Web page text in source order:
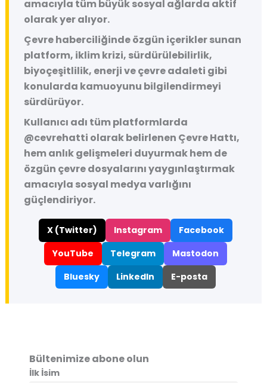
amacıyla tüm büyük sosyal ağlarda aktif
olarak yer alıyor.
Çevre haberciliğinde özgün içerikler sunan
platform, iklim krizi, sürdürülebilirlik,
biyoçeşitlilik, enerji ve çevre adaleti gibi
konularda kamuoyunu bilgilendirmeyi
sürdürüyor.
Kullanıcı adı tüm platformlarda
@cevrehatti olarak belirlenen Çevre Hattı,
hem anlık gelişmeleri duyurmak hem de
özgün çevre dosyalarını yaygınlaştırmak
amacıyla sosyal medya varlığını
güçlendiriyor.
X (Twitter) Instagram
Facebook
YouTube
Telegram
Mastodon
Bluesky
LinkedIn E-posta
Bültenimize abone olun
İlk İsim